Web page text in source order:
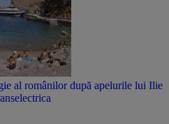
al românilor după apelurile lui Ilie